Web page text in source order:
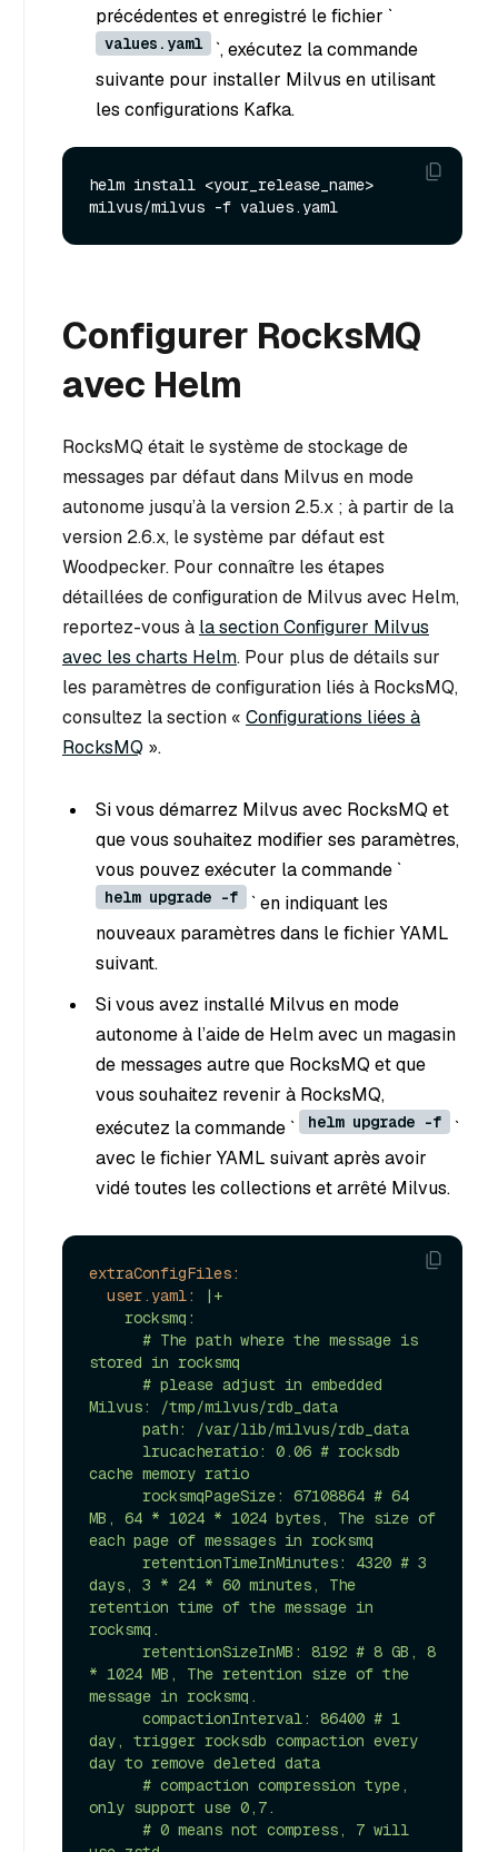
précédentes et enregistré le fichier `
values.yaml
`, exécutez la commande
suivante pour installer Milvus en utilisant
les configurations Kafka.
helm install <your_release_name>
Configurer RocksMQ
avec Helm
RocksMQ était le système de stockage de
messages par défaut dans Milvus en mode
autonome jusqu’à la version 2.5.x ; à partir de la
version 2.6.x, le système par défaut est
Woodpecker. Pour connaître les étapes
détaillées de configuration de Milvus avec Helm,
reportez-vous à la section Configurer Milvus
avec les charts Helm. Pour plus de détails sur
les paramètres de configuration liés à RocksMQ,
consultez la section « Configurations liées à
RocksMQ ».
Si vous démarrez Milvus avec RocksMQ et
que vous souhaitez modifier ses paramètres,
vous pouvez exécuter la commande `
helm upgrade -f
` en indiquant les
nouveaux paramètres dans le fichier YAML
suivant.
Si vous avez installé Milvus en mode
autonome à l’aide de Helm avec un magasin
de messages autre que RocksMQ et que
vous souhaitez revenir à RocksMQ,
exécutez la commande `
helm upgrade -f
`
avec le fichier YAML suivant après avoir
vidé toutes les collections et arrêté Milvus.
extraConfigFiles:
user.yaml:
|+
stored in rocksmq
Milvus: /tmp/milvus/rdb_data
cache memory ratio
MB, 64 * 1024 * 1024 bytes, The size of
each page of messages in rocksmq
days, 3 * 24 * 60 minutes, The
retention time of the message in
rocksmq.
* 1024 MB, The retention size of the
message in rocksmq.
day, trigger rocksdb compaction every
day to remove deleted data
only support use 0,7.